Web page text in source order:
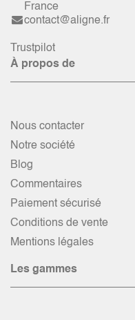
France
contact@aligne.fr
Trustpilot
À propos de
Nous contacter
Notre société
Blog
Commentaires
Paiement sécurisé
Conditions de vente
Mentions légales
Les gammes